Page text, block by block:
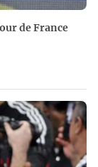
de France